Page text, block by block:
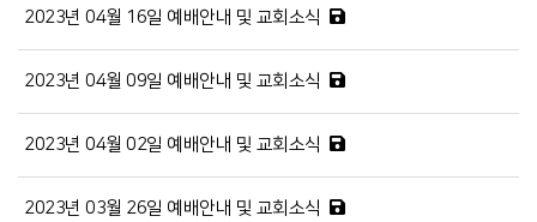
2023년 04월 16일 예배안내 및 교회소식
2023년 04월 09일 예배안내 및 교회소식
2023년 04월 02일 예배안내 및 교회소식
2023년 03월 26일 예배안내 및 교회소식